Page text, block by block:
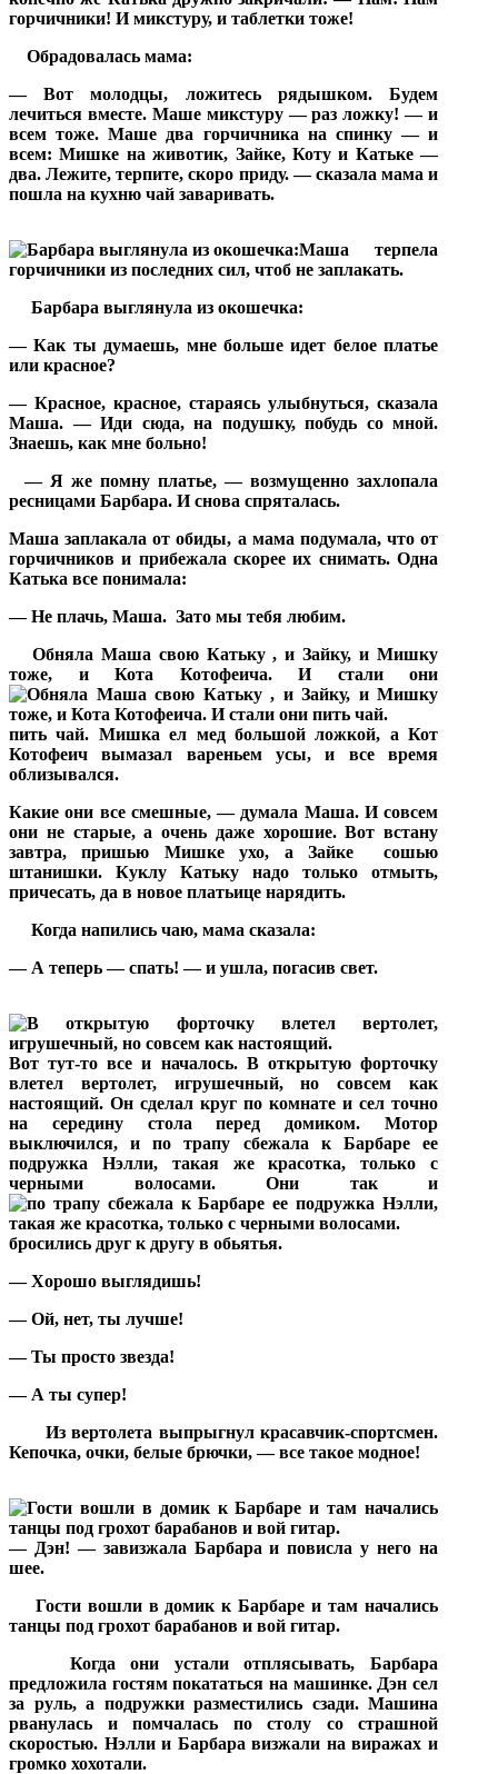
горчичники! И микстуру, и таблетки тоже!
Обрадовалась мама:
— Вот молодцы, ложитесь рядышком. Будем
лечиться вместе. Маше микстуру — раз ложку! — и
всем тоже. Маше два горчичника на спинку — и
всем: Мишке на животик, Зайке, Коту и Катьке —
два. Лежите, терпите, скоро приду. — сказала мама и
пошла на кухню чай заваривать.
Маша терпела
горчичники из последних сил, чтоб не заплакать.
Барбара выглянула из окошечка:
— Как ты думаешь, мне больше идет белое платье
или красное?
— Красное, красное, стараясь улыбнуться, сказала
Маша. — Иди сюда, на подушку, побудь со мной.
Знаешь, как мне больно!
— Я же помну платье, — возмущенно захлопала
ресницами Барбара. И снова спряталась.
Маша заплакала от обиды, а мама подумала, что от
горчичников и прибежала скорее их снимать. Одна
Катька все понимала:
— Не плачь, Маша. Зато мы тебя любим.
Обняла Маша свою Катьку , и Зайку, и Мишку
тоже, и Кота Котофеича. И стали они
пить чай. Мишка ел мед большой ложкой, а Кот
Котофеич вымазал вареньем усы, и все время
облизывался.
Какие они все смешные, — думала Маша. И совсем
они не старые, а очень даже хорошие. Вот встану
завтра, пришью Мишке ухо, а Зайке
сошью
штанишки. Куклу Катьку надо только отмыть,
причесать, да в новое платьице нарядить.
Когда напились чаю, мама сказала:
— А теперь — спать! — и ушла, погасив свет.
Вот тут-то все и началось. В открытую форточку
влетел вертолет, игрушечный, но совсем как
настоящий. Он сделал круг по комнате и сел точно
на середину стола перед домиком. Мотор
выключился, и по трапу сбежала к Барбаре ее
подружка Нэлли, такая же красотка, только с
черными волосами. Они так и
бросились друг к другу в обьятья.
— Хорошо выглядишь!
— Ой, нет, ты лучше!
— Ты просто звезда!
— А ты супер!
Из вертолета выпрыгнул красавчик-спортсмен.
Кепочка, очки, белые брючки, — все такое модное!
— Дэн! — завизжала Барбара и повисла у него на
шее.
Гости вошли в домик к Барбаре и там начались
танцы под грохот барабанов и вой гитар.
Когда они устали отплясывать, Барбара
предложила гостям покататься на машинке. Дэн сел
за руль, а подружки разместились сзади. Машина
рванулась и помчалась по столу со страшной
скоростью. Нэлли и Барбара визжали на виражах и
громко хохотали.